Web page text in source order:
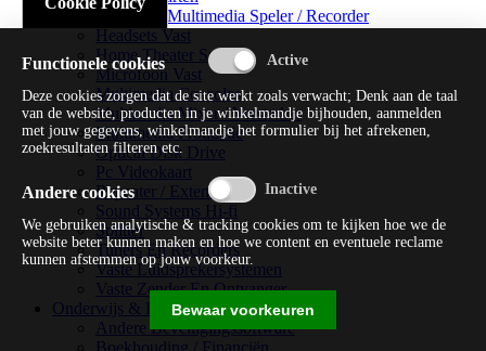
Handheld Multimedia Speler / Recorder
Headsets Vast
Home Theater Systems
Microfoon Vast
Multimedia Consoles
Multimedia Mixer / Versterker
Multimedia Productie
Optical Disk Drive
Pc Videokaart
Repeater / Extender
Sound Systems Hi-fi
Splitter
Tuners En Recorders
Vaste Luidsprekersystemen
Vaste Zender En Ontvanger
Onderwijs & Recreatie
Andere Beveiligingssoftware
Functionele cookies
Deze cookies zorgen dat de site werkt zoals verwacht; Denk aan de taal
van de website, producten in je winkelmandje bijhouden, aanmelden
met jouw gegevens, winkelmandje het formulier bij het afrekenen,
zoekresultaten filteren etc.
Andere cookies
We gebruiken analytische & tracking cookies om te kijken hoe we de
website beter kunnen maken en hoe we content en eventuele reclame
kunnen afstemmen op jouw voorkeur.
Bewaar voorkeuren